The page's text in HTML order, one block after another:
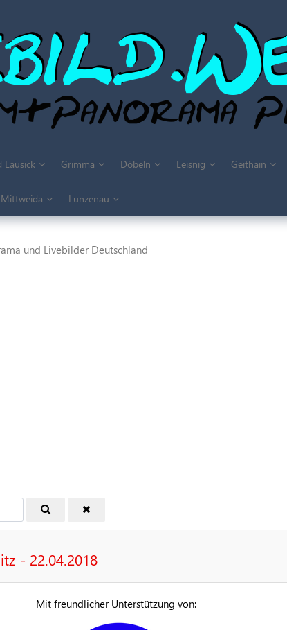
Lausick Grimma Döbeln Leisnig Geithain
Mittweida Lunzenau
und Livebilder Deutschland
- 22.04.2018
Mit freundlicher Unterstützung von: